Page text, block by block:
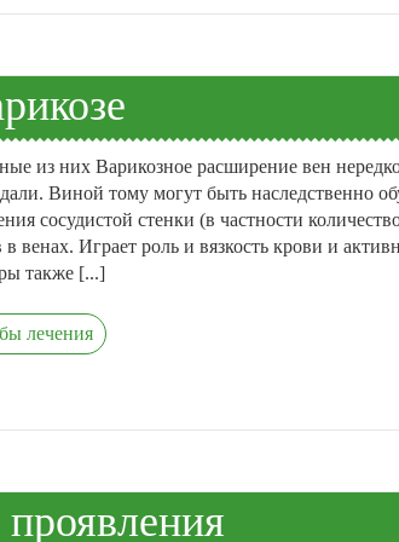
из них Варикозное расширение вен
Виной тому могут быть наследственно
сосудистой стенки (в частности
венах. Играет роль и вязкость крови и
также [...]
лечения